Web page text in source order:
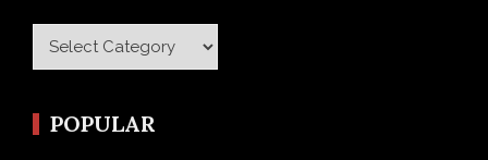
Category
POPULAR